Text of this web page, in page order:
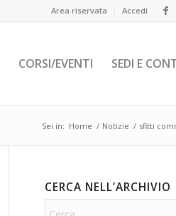
Area riservata Accedi
CORSI/EVENTI SEDI E
Sei in: Home / Notizie / sfitti
CERCA NELL’ARCHIVIO